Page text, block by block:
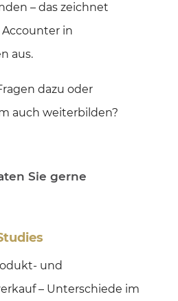
– das zeichnet
in
aus.
dazu oder
auch weiterbilden?
Sie gerne
und
– Unterschiede im